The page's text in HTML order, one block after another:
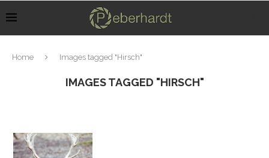
Home Images tagged "Hirsch"
IMAGES TAGGED "HIRSCH"